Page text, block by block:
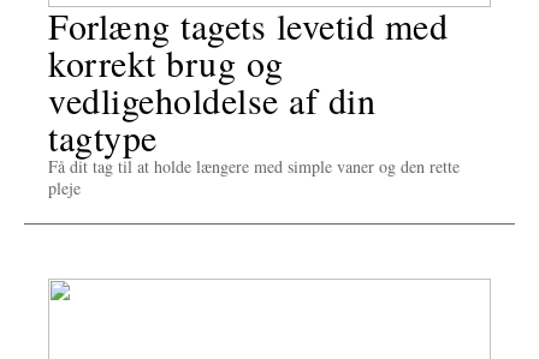
Forlæng tagets levetid med
korrekt brug og
vedligeholdelse af din
tagtype
Få dit tag til at holde længere med simple vaner og den rette
pleje